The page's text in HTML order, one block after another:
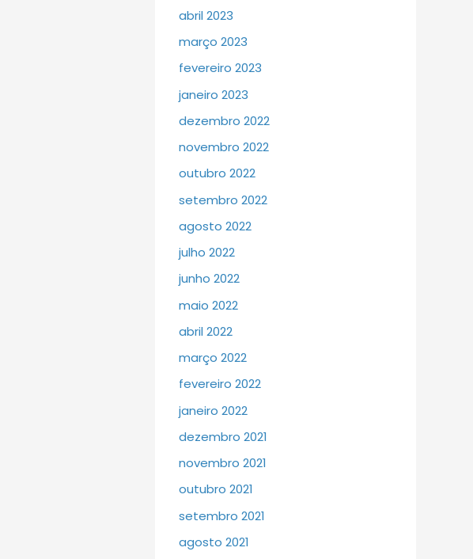
abril 2023
março 2023
fevereiro 2023
janeiro 2023
dezembro 2022
novembro 2022
outubro 2022
setembro 2022
agosto 2022
julho 2022
junho 2022
maio 2022
abril 2022
março 2022
fevereiro 2022
janeiro 2022
dezembro 2021
novembro 2021
outubro 2021
setembro 2021
agosto 2021